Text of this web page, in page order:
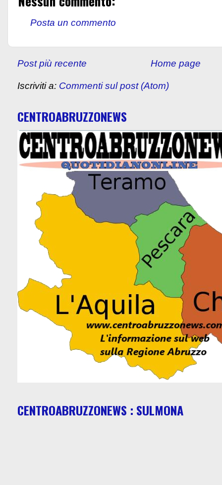
Posta un commento
Post più recente Home page
Iscriviti a: Commenti sul post (Atom)
CENTROABRUZZONEWS
CENTROABRUZZONEWS : SULMONA